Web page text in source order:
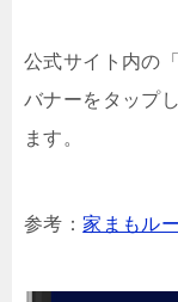
公式サイト内の
バナーをタップ
ます。
参考：家まもル